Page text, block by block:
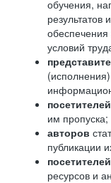
обучения,
результатов
условий
им пропуска;
авторов
публикации
посетителей
ресурсов и